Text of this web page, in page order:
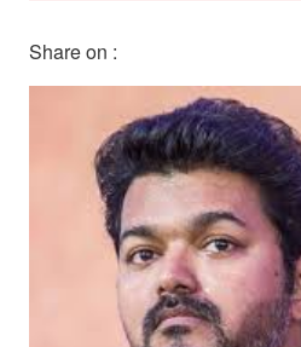
Share on :